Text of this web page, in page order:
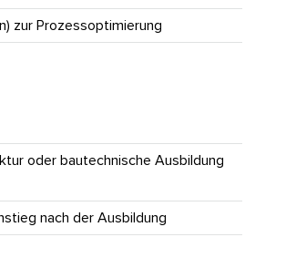
zur Prozessoptimierung
oder bautechnische Ausbildung
nach der Ausbildung